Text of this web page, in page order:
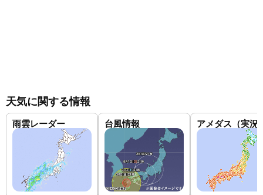
天気に関する情報
雨雲レーダー 台風情報 アメダス（実況